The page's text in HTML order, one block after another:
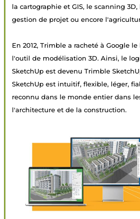
la cartographie et GIS, le scanning
gestion de projet ou encore
En 2012, Trimble a racheté à Google
l'outil de modélisation 3D. Ainsi, le
SketchUp est devenu Trimble
SketchUp est intuitif, flexible, léger,
reconnu dans le monde entier dans
l'architecture et de la construction.